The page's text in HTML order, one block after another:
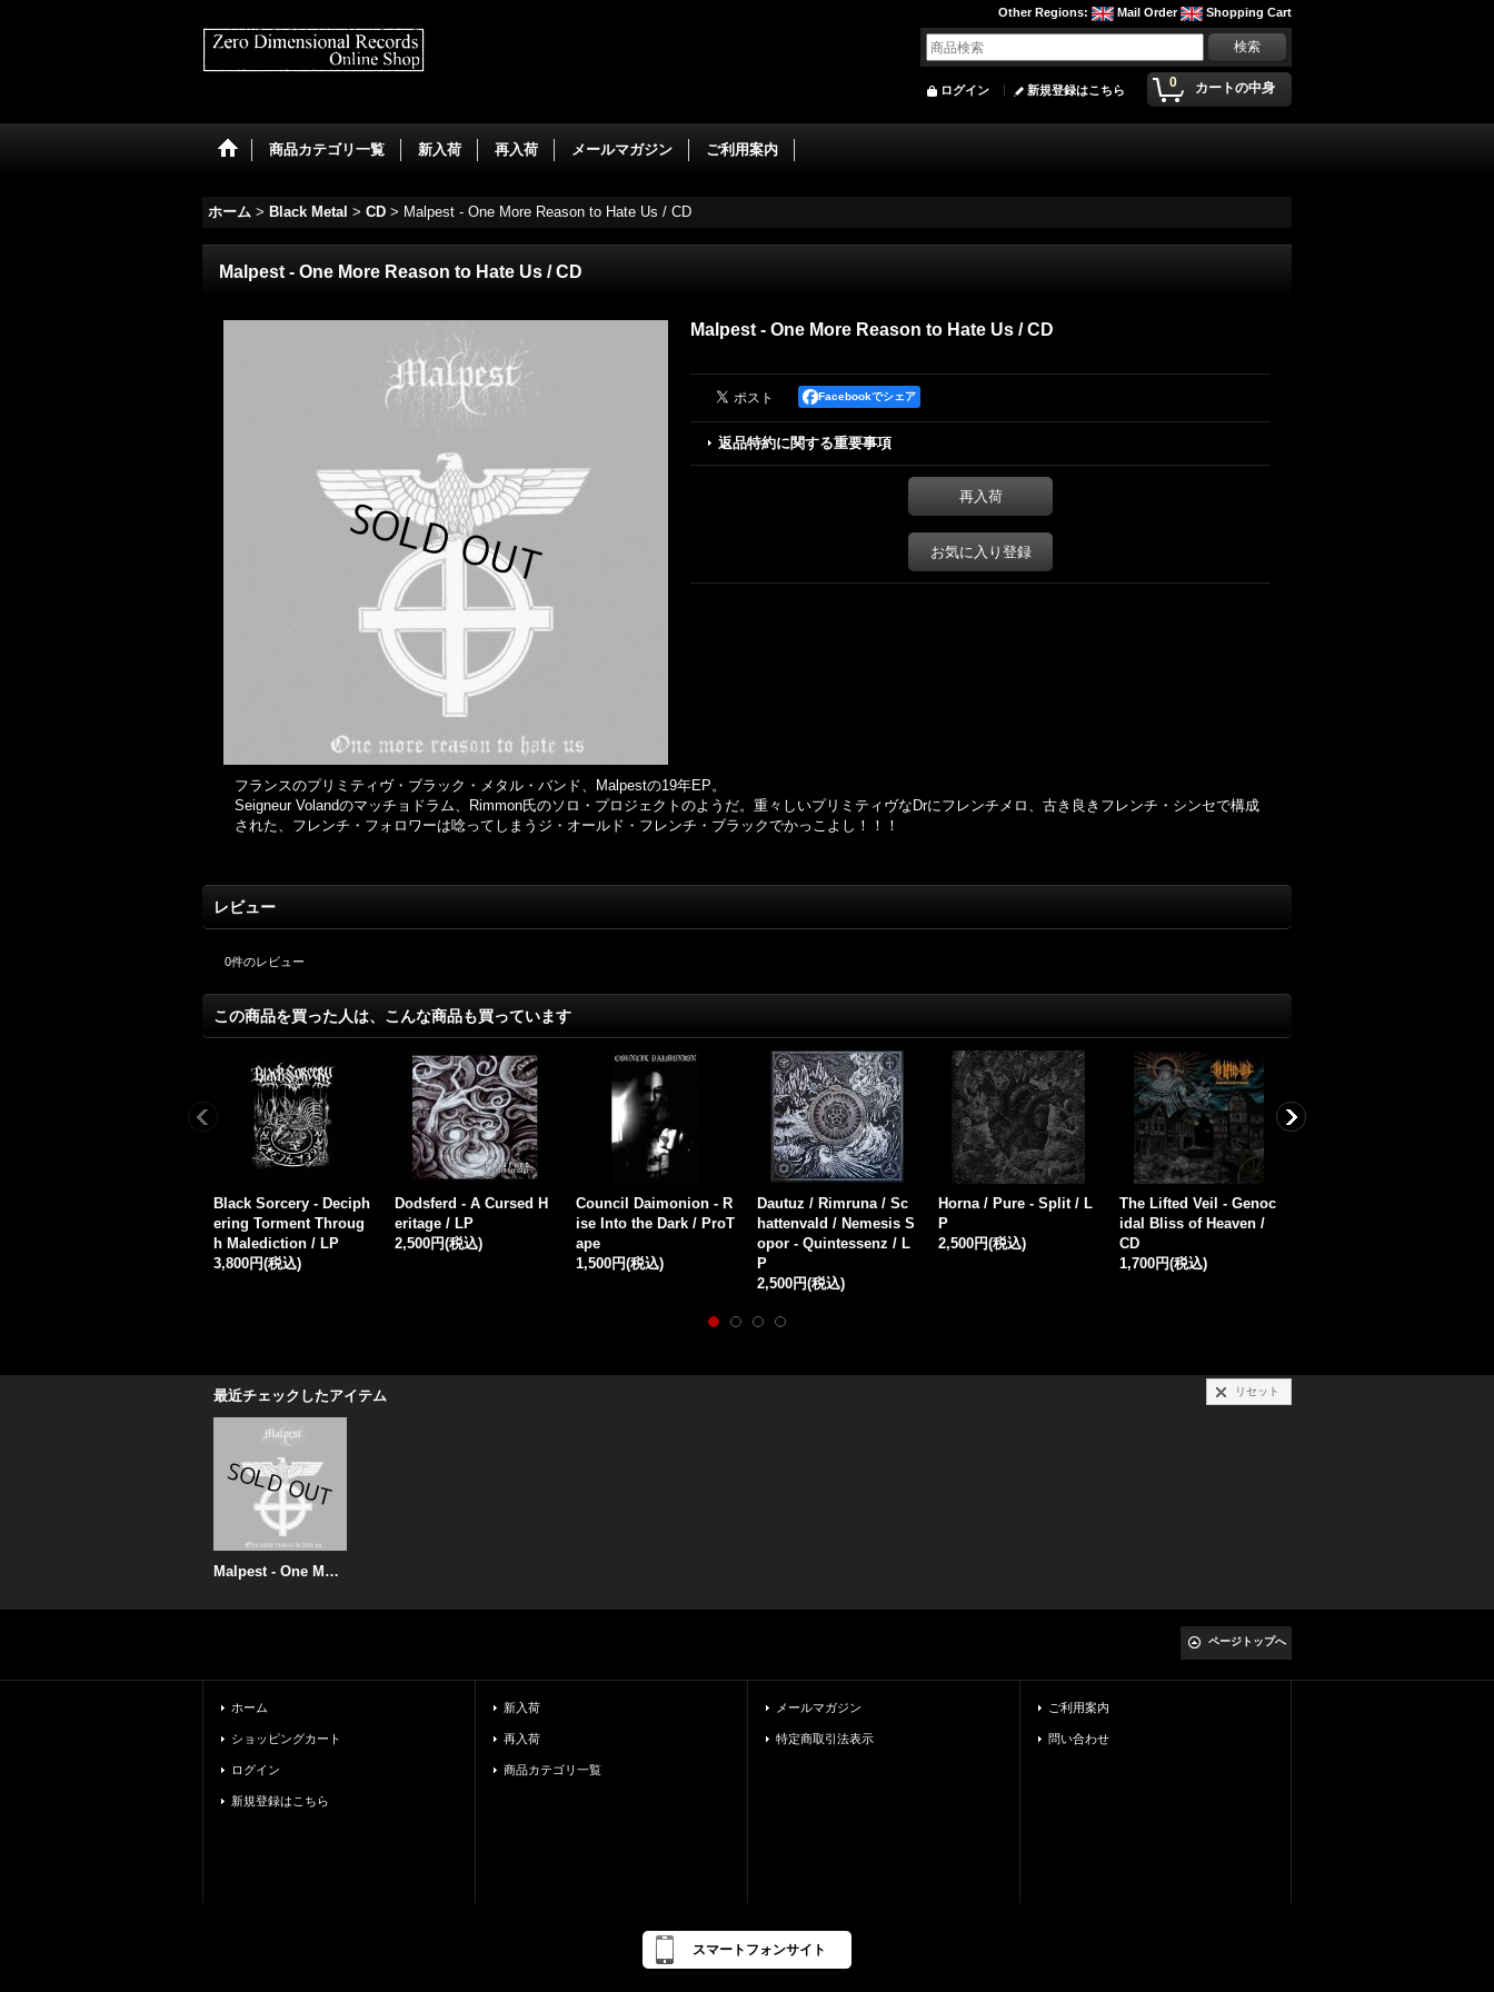
Other Regions: Mail Order Shopping Cart
0 カートの中身
ログイン 新規登録はこちら
商品カテゴリ一覧 新入荷 再入荷 メールマガジン ご利用案内
ホーム > Black Metal > CD > Malpest - One More Reason to Hate Us / CD
Malpest - One More Reason to Hate Us / CD
Malpest - One More Reason to Hate Us / CD
Facebookでシェア
返品特約に関する重要事項
再入荷
お気に入り登録
フランスのプリミティヴ・ブラック・メタル・バンド、Malpestの19年EP。
Seigneur Volandのマッチョドラム、Rimmon氏のソロ・プロジェクトのようだ。重々しいプリミティヴなDrにフレンチメロ、古き良きフレンチ・シンセで構成
された、フレンチ・フォロワーは唸ってしまうジ・オールド・フレンチ・ブラックでかっこよし！！！
レビュー
0件のレビュー
この商品を買った人は、こんな商品も買っています
Darkwoods My Betroth
ed - Witch-Hunts / CD
1,800円(税込)
Likferd - Likferd / CD
1,200円(税込)
Barbatos - Live at Fact
ory / CD
1,500円
Nocturnal Feelings - N
octurnal Attack / LP
2,800円(税込)
Berkowitz - Five Thous
1,500円(税込)
Seeds of Hate - History
of Hate / CD
最近チェックしたアイテム リセット
Malpest - One More Reason to Hate Us / CD
ページトップへ
ホーム
ショッピングカート
ログイン
新規登録はこちら
新入荷
再入荷
商品カテゴリ一覧
メールマガジン
特定商取引法表示
ご利用案内
問い合わせ
スマートフォンサイト